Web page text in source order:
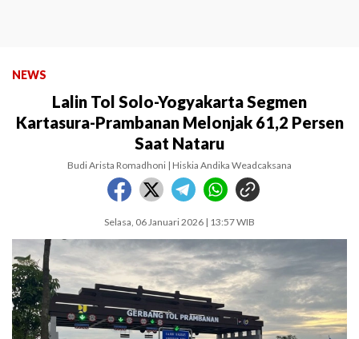
NEWS
Lalin Tol Solo-Yogyakarta Segmen
Kartasura-Prambanan Melonjak 61,2 Persen
Saat Nataru
Budi Arista Romadhoni | Hiskia Andika Weadcaksana
Selasa, 06 Januari 2026 | 13:57 WIB